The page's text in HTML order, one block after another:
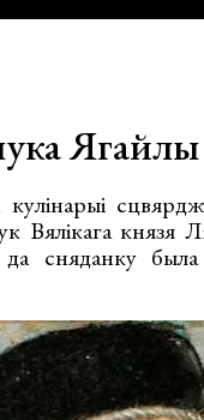
Ягайлы
кулінарыі
Вялікага князя
сняданку